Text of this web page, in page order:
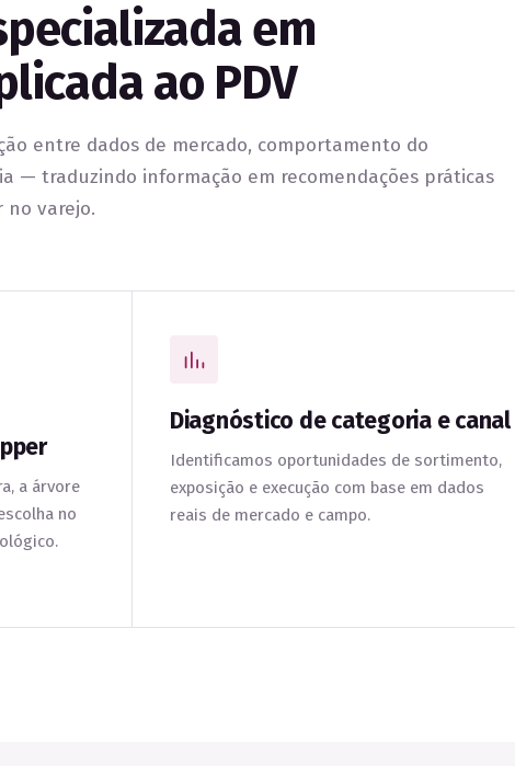
em
ao PDV
entre dados de mercado, comportamento do
— traduzindo informação em recomendações práticas
no varejo.
a árvore
no
Diagnóstico de categoria e canal
Identificamos oportunidades de sortimento,
exposição e execução com base em dados
reais de mercado e campo.